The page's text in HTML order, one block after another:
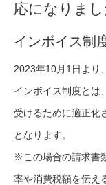
応になりまし
インボイス制
2023年10月1日より
インボイス制度とは
受けるために適正化
となります。
※この場合の請求書
率や消費税額を伝え